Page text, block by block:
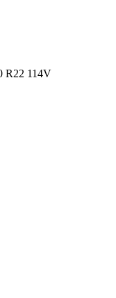
R22 114V